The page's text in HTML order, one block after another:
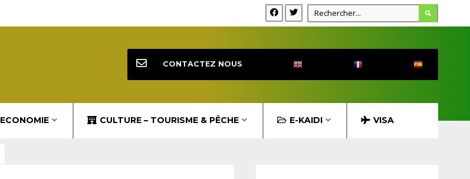
ECONOMIE CULTURE – TOURISME & PÊCHE E-KAIDI VISA
CONTACTEZ NOUS